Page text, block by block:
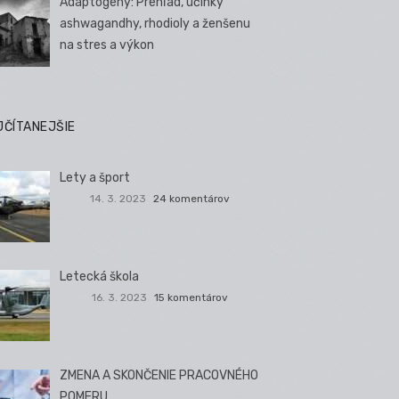
ashwagandhy, rhodioly a ženšenu
na stres a výkon
Lety a šport
14. 3. 2023 24 komentárov
Letecká škola
16. 3. 2023 15 komentárov
ZMENA A SKONČENIE PRACOVNÉHO